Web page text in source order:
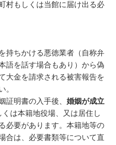
村もしくは当館に届け出る必
持ちかける悪徳業者（自称弁
語を話す場合もあり）から偽
大金を請求される被害報告を
。
証明書の入手後、 婚姻が成立
くは本籍地役場、又は居住し
必要があります。本籍地等の
合は、必要書類等について直